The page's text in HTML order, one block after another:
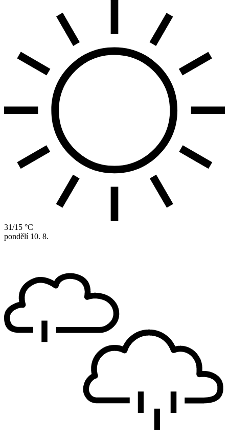
31/15 °C
pondělí 10. 8.